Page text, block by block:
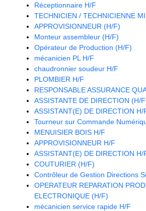
Réceptionnaire H/F
TECHNICIEN / TECHNICIENNE
APPROVISIONNEUR (H/F)
Monteur assembleur (H/F)
Opérateur de Production (H/F)
mécanicien PL H/F
chaudronnier soudeur H/F
PLOMBIER H/F
RESPONSABLE ASSURANCE
ASSISTANTE DE DIRECTION (H/
ASSISTANT(E) DE DIRECTION H/
Tourneur sur Commande
MENUISIER BOIS H/F
APPROVISIONNEUR H/F
ASSISTANT(E) DE DIRECTION H/
COUTURIER (H/F)
Contrôleur de Gestion Directions
OPERATEUR REPARATION
ELECTRONIQUE (H/F)
mécanicien service rapide H/F